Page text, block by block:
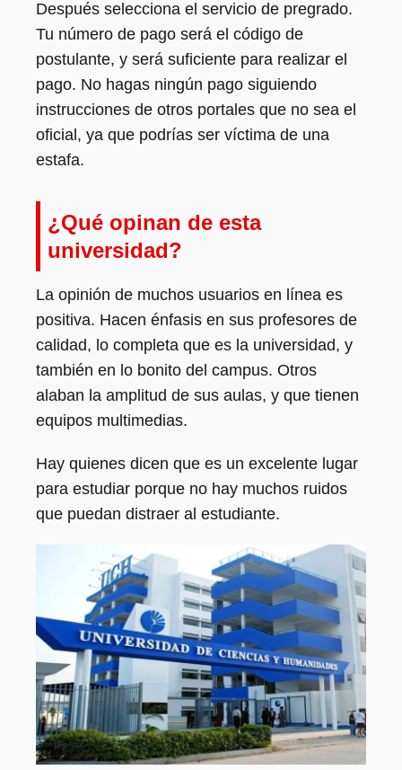
Después selecciona el servicio de pregrado.
Tu número de pago será el código de
postulante, y será suficiente para realizar el
pago. No hagas ningún pago siguiendo
instrucciones de otros portales que no sea el
oficial, ya que podrías ser víctima de una
estafa.
¿Qué opinan de esta
universidad?
La opinión de muchos usuarios en línea es
positiva. Hacen énfasis en sus profesores de
calidad, lo completa que es la universidad, y
también en lo bonito del campus. Otros
alaban la amplitud de sus aulas, y que tienen
equipos multimedias.
Hay quienes dicen que es un excelente lugar
para estudiar porque no hay muchos ruidos
que puedan distraer al estudiante.